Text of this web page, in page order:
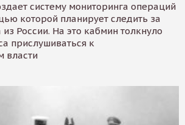
систему мониторинга операций
которой планирует следить за
России. На это кабмин толкнуло
прислушиваться к
власти